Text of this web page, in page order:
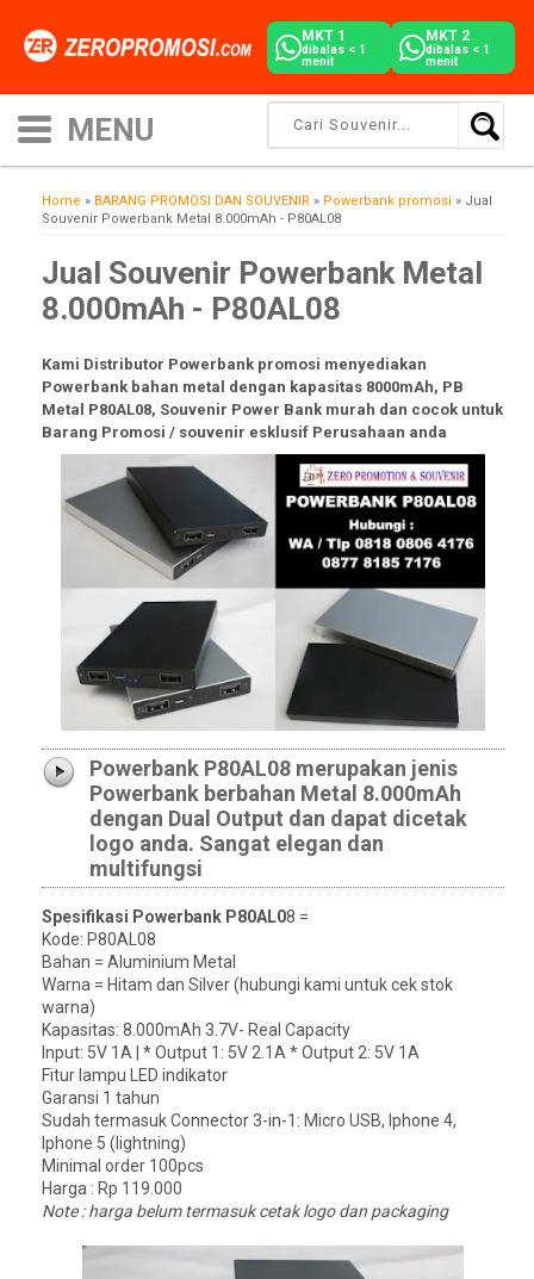
MKT 1
dibalas < 1
menit
MKT 2
dibalas < 1
menit
Home » BARANG PROMOSI DAN SOUVENIR » Powerbank promosi » Jual
Souvenir Powerbank Metal 8.000mAh - P80AL08
Jual Souvenir Powerbank Metal
8.000mAh - P80AL08
Kami Distributor Powerbank promosi menyediakan
Powerbank bahan metal dengan kapasitas 8000mAh, PB
Metal P80AL08, Souvenir Power Bank murah dan cocok untuk
Barang Promosi / souvenir esklusif Perusahaan anda
Powerbank P80AL08 merupakan jenis
Powerbank berbahan Metal 8.000mAh
dengan Dual Output dan dapat dicetak
logo anda. Sangat elegan dan
multifungsi
Spesifikasi Powerbank P80AL08 =
Kode: P80AL08
Bahan = Aluminium Metal
Warna = Hitam dan Silver (hubungi kami untuk cek stok
warna)
Kapasitas: 8.000mAh 3.7V- Real Capacity
Input: 5V 1A | * Output 1: 5V 2.1A * Output 2: 5V 1A
Fitur lampu LED indikator
Garansi 1 tahun
Sudah termasuk Connector 3-in-1: Micro USB, Iphone 4,
Iphone 5 (lightning)
Minimal order 100pcs
Harga : Rp 119.000
Note : harga belum termasuk cetak logo dan packaging